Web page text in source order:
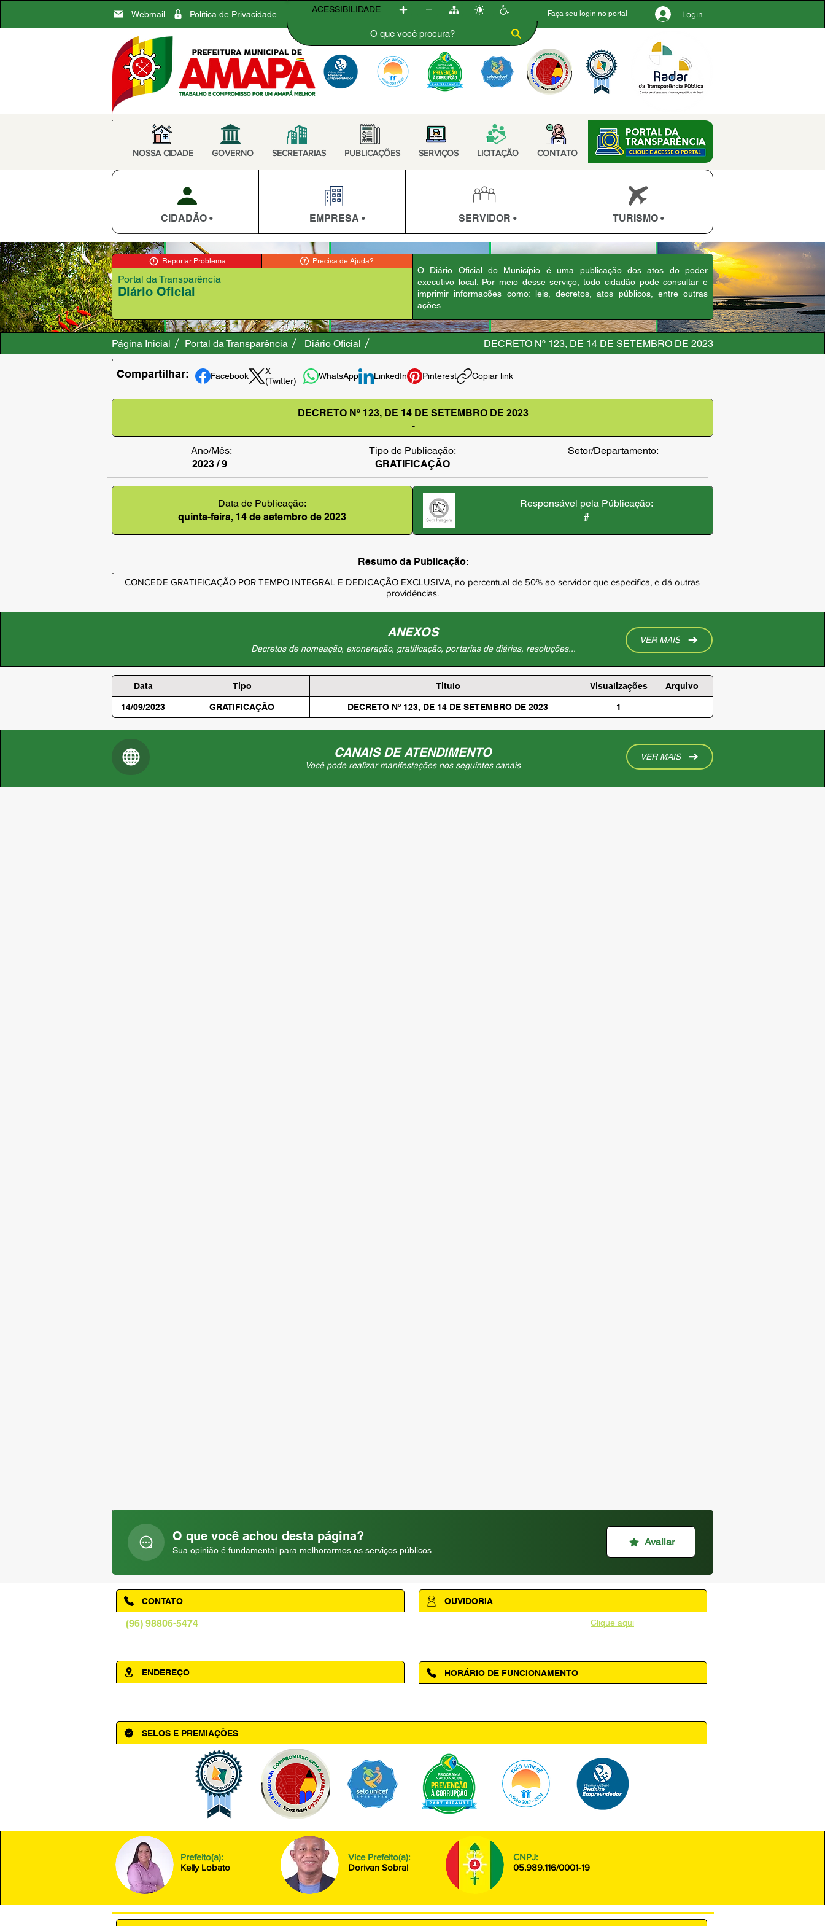
Webmail Política de Privacidade Faça seu login no portal Login
ACESSIBILIDADE
NOSSA CIDADE GOVERNO SECRETARIAS PUBLICAÇÕES SERVIÇOS LICITAÇÃO CONTATO
CIDADÃO • EMPRESA • SERVIDOR • TURISMO •
Reportar Problema Precisa de Ajuda?
Diário Oficial
Portal da Transparência
O Diário Oficial do Município é uma publicação dos atos do poder
executivo local. Por meio desse serviço, todo cidadão pode consultar e
imprimir informações como: leis, decretos, atos públicos, entre outras
ações.
Página Inicial Portal da Transparência Diário Oficial DECRETO Nº 123, DE 14 DE SETEMBRO DE 2023
Compartilhar: Facebook
X
(Twitter)
WhatsApp LinkedIn Pinterest Copiar link
DECRETO Nº 123, DE 14 DE SETEMBRO DE 2023
-
Ano/Mês:
2023 / 9
Tipo de Publicação:
GRATIFICAÇÃO
Setor/Departamento:
Data de Publicação:
quinta-feira, 14 de setembro de 2023
Responsável pela Públicação:
#
Resumo da Publicação:
CONCEDE GRATIFICAÇÃO POR TEMPO INTEGRAL E DEDICAÇÃO EXCLUSIVA, no percentual de 50% ao servidor que especifica, e dá outras
providências.
ANEXOS
Decretos de nomeação, exoneração, gratificação, portarias de diárias, resoluções...
VER MAIS
Data Tipo Titulo Visualizações Arquivo
14/09/2023 GRATIFICAÇÃO DECRETO Nº 123, DE 14 DE SETEMBRO DE 2023 1
CANAIS DE ATENDIMENTO
Você pode realizar manifestações nos seguintes canais
VER MAIS
O que você achou desta página?
Sua opinião é fundamental para melhorarmos os serviços públicos
Avaliar
(96) 98806-5474
CONTATO
ENDEREÇO
Clique aqui
OUVIDORIA
HORÁRIO DE FUNCIONAMENTO
SELOS E PREMIAÇÕES
Prefeito(a):
Kelly Lobato
Vice Prefeito(a):
Dorivan Sobral
CNPJ:
05.989.116/0001-19